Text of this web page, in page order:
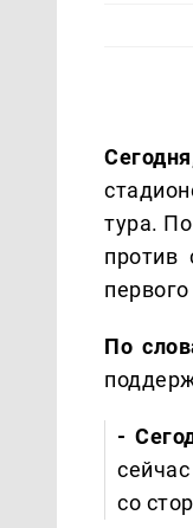
тура.
против
По
-
со